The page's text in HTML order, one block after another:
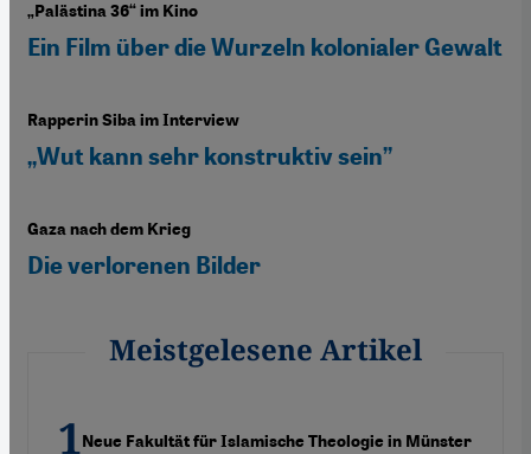
„Palästina 36“ im Kino
Ein Film über die Wurzeln kolonialer Gewalt
Rapperin Siba im Interview
„Wut kann sehr konstruktiv sein”
Gaza nach dem Krieg
Die verlorenen Bilder
Meistgelesene Artikel
Neue Fakultät für Islamische Theologie in Münster